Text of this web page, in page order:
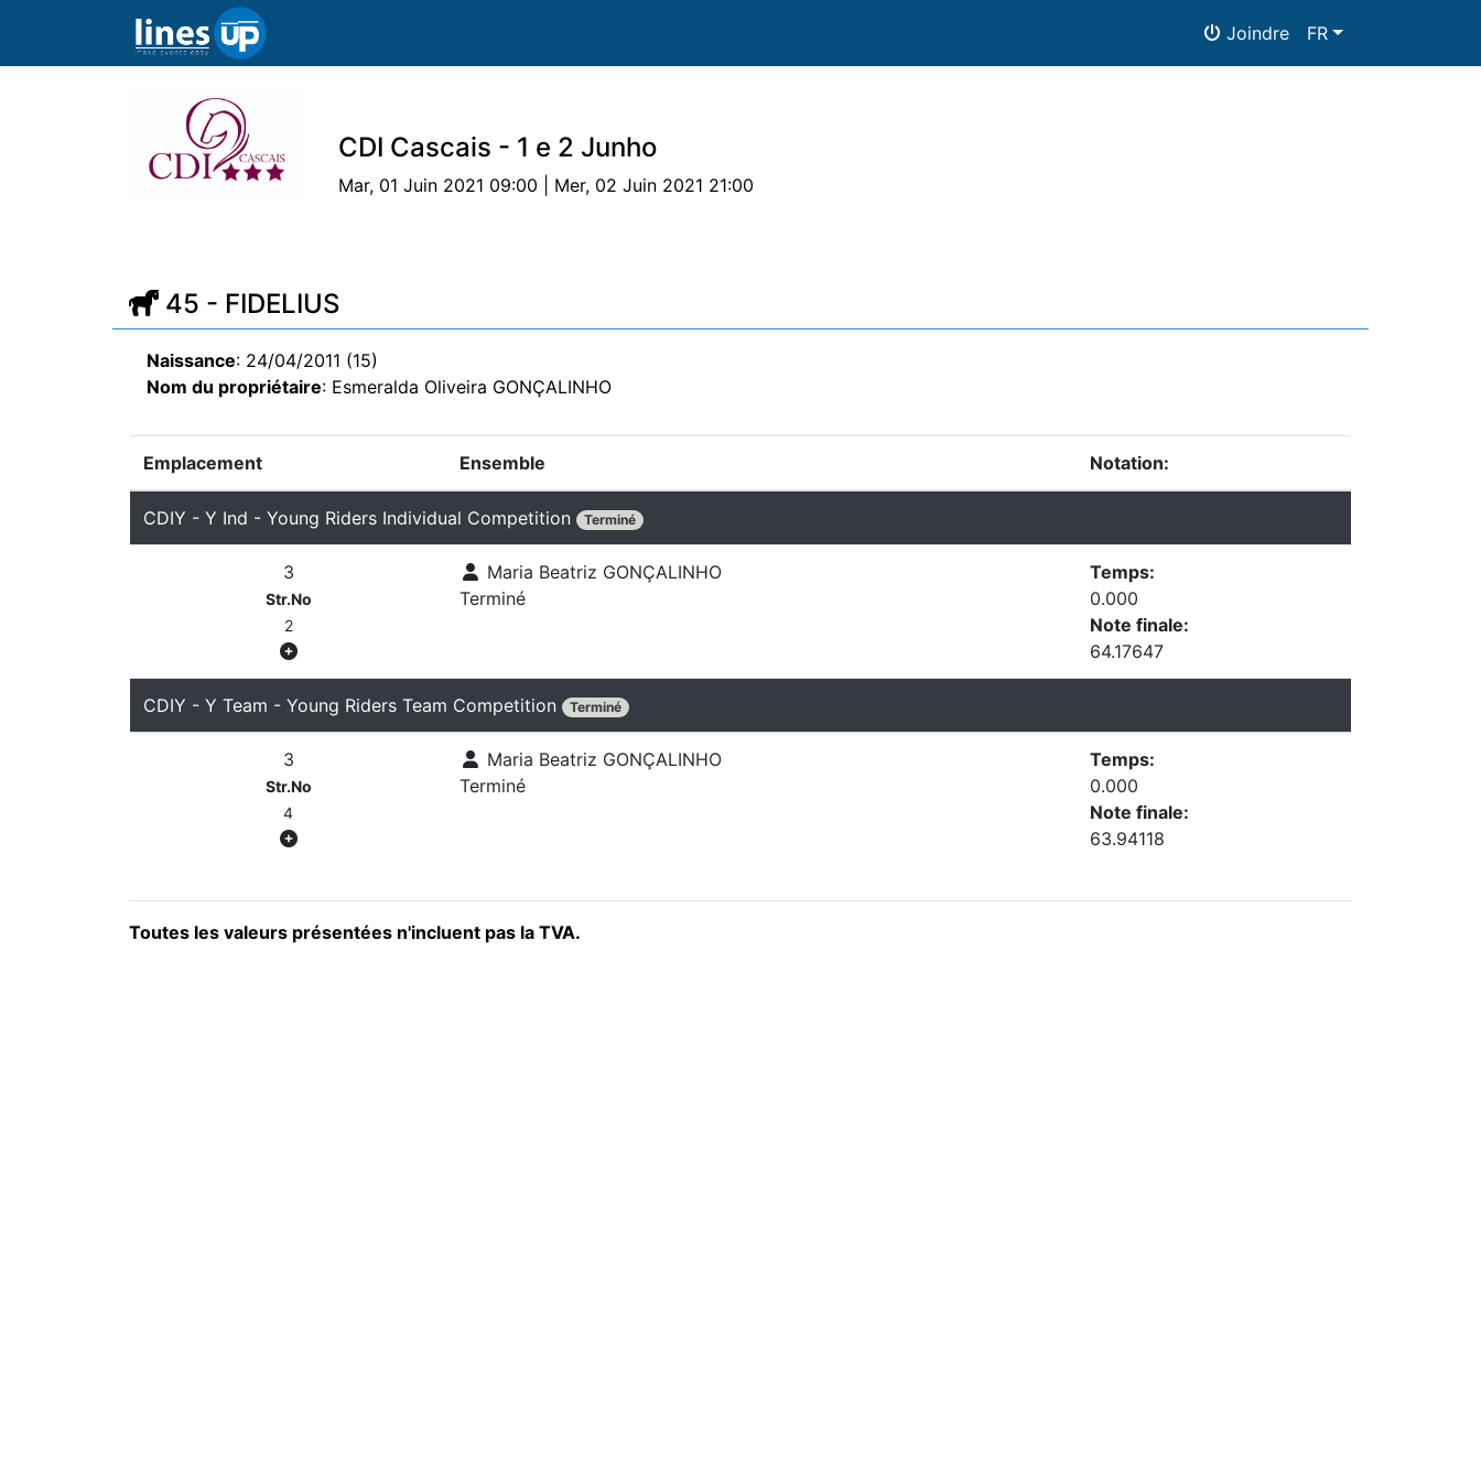
Joindre FR
CDI Cascais - 1 e 2 Junho
Mar, 01 Juin 2021 09:00 | Mer, 02 Juin 2021 21:00
45 - FIDELIUS
Naissance: 24/04/2011 (15)
Nom du propriétaire: Esmeralda Oliveira GONÇALINHO
Emplacement Ensemble Notation:
CDIY - Y Ind - Young Riders Individual Competition Terminé
3
Str.No
2
Maria Beatriz GONÇALINHO
Terminé
Temps:
0.000
Note finale:
64.17647
CDIY - Y Team - Young Riders Team Competition Terminé
3
Str.No
4
Maria Beatriz GONÇALINHO
Terminé
Temps:
0.000
Note finale:
63.94118
Toutes les valeurs présentées n'incluent pas la TVA.